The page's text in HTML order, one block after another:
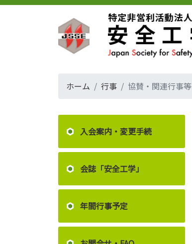
ホーム 行事 協賛・関連行事等
入会案内・変更手続
会誌「安全工学」
年間行事予定